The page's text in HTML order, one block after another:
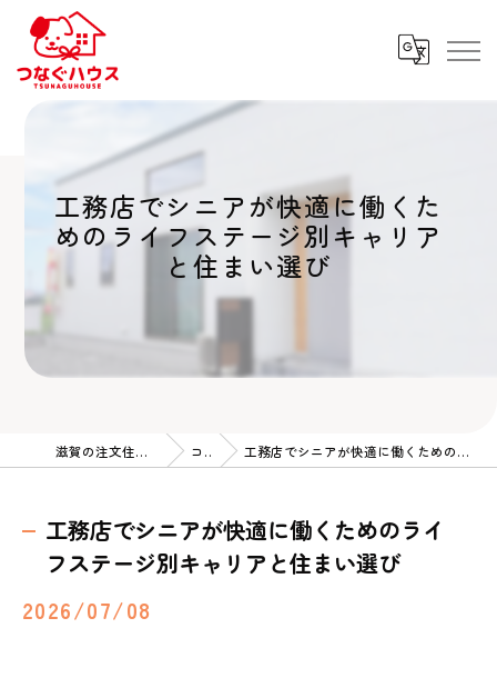
工務店でシニアが快適に働くた
めのライフステージ別キャリア
と住まい選び
滋賀の注文住宅ならつなぐハウス コラム 工務店でシニアが快適に働くためのライフステージ別キャリアと住まい選び
工務店でシニアが快適に働くためのライ
フステージ別キャリアと住まい選び
2026/07/08